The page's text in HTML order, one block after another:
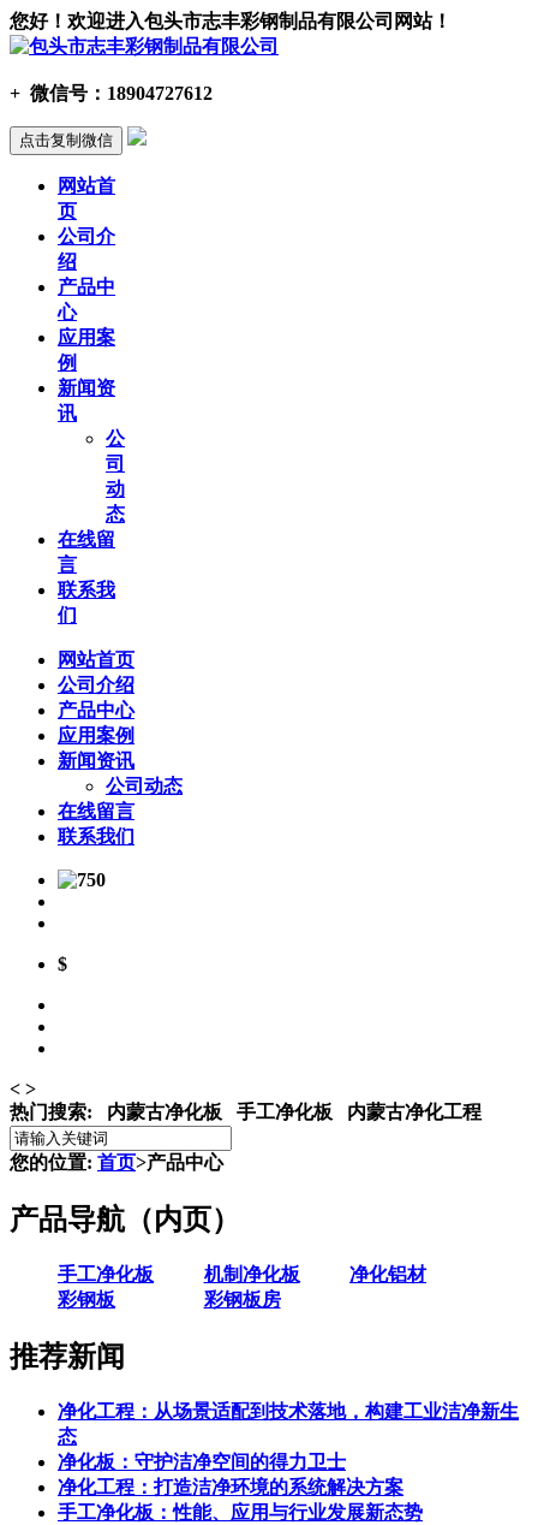
您好！欢迎进入包头市志丰彩钢制品有限公司网站！
+ 微信号： 18904727612
点击复制微信
网站首
页
公司介
绍
产品中
心
应用案
例
新闻资
讯
公
司
动
态
在线留
言
联系我
们
网站首页
公司介绍
产品中心
应用案例
新闻资讯
公司动态
在线留言
联系我们
$
< >
热门搜索: 内蒙古净化板 手工净化板 内蒙古净化工程
您的位置: 首页>产品中心
产品导航（内页）
手工净化板 机制净化板
净化铝材
彩钢板
彩钢板房
推荐新闻
净化工程：从场景适配到技术落地，构建工业洁净新生
态
净化板：守护洁净空间的得力卫士
净化工程：打造洁净环境的系统解决方案
手工净化板：性能、应用与行业发展新态势